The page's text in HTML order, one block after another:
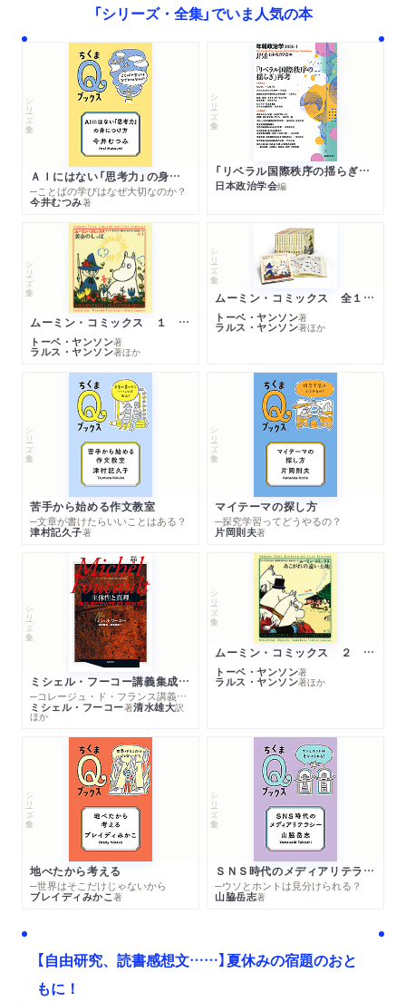
「シリーズ・全集」でいま人気の本
シリーズ・全集
ＡＩにはない「思考力」の身につけ方
─ことばの学びはなぜ大切なのか？
今井むつみ著
シリーズ・全集
「リベラル国際秩序の揺らぎ」再考 年報政治学２０２６‐Ⅰ
日本政治学会編
シリーズ・全集
ムーミン・コミックス １ 黄金のしっぽ
トーベ・ヤンソン著
ラルス・ヤンソン著ほか
シリーズ・全集
ムーミン・コミックス 全１４巻セット
トーベ・ヤンソン著
ラルス・ヤンソン著ほか
シリーズ・全集
苦手から始める作文教室
─文章が書けたらいいことはある？
津村記久子著
シリーズ・全集
マイテーマの探し方
─探究学習ってどうやるの？
片岡則夫著
シリーズ・全集
ミシェル・フーコー講義集成１０ 主体性と真理
─コレージュ・ド・フランス講義１９８０－１９８１年度
ミシェル・フーコー著清水雄大訳
ほか
シリーズ・全集
ムーミン・コミックス ２ あこがれの遠い土地
トーベ・ヤンソン著
ラルス・ヤンソン著ほか
シリーズ・全集
地べたから考える
─世界はそこだけじゃないから
ブレイディみかこ著
シリーズ・全集
ＳＮＳ時代のメディアリテラシー
─ウソとホントは見分けられる？
山脇岳志著
【自由研究、読書感想文……】夏休みの宿題のおと
もに！